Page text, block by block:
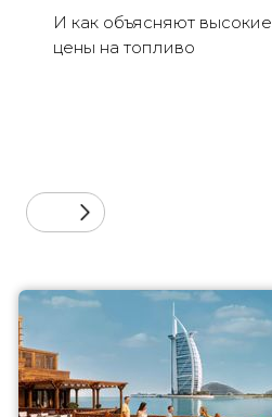
И как объясняют высокие
цены на топливо